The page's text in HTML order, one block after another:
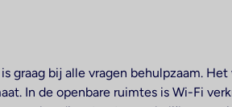
graag bij alle vragen behulpzaam.
In de openbare ruimtes is Wi-Fi